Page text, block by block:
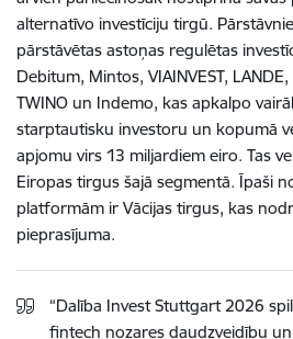
alternatīvo investīciju tirgū.
pārstāvētas astoņas regulētas
Debitum, Mintos, VIAINVEST,
TWINO un Indemo, kas apkalpo
starptautisku investoru un kopumā
apjomu virs 13 miljardiem eiro. Tas
Eiropas tirgus šajā segmentā. Īpaši
platformām ir Vācijas tirgus, kas
pieprasījuma.
“Dalība Invest Stuttgart 2026
fintech nozares daudzveidību